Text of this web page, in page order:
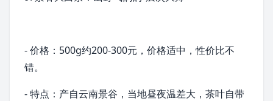
- 价格：500g约200-300元，价格适中，性价比不
错。
- 特点：产自云南景谷，当地昼夜温差大，茶叶自带